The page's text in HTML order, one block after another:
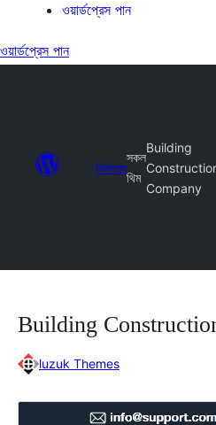
ওয়ার্ডপ্রেস পান
ওয়ার্ডপ্রেস পান
থিমসমূহ
সকল
থিম
Building
Company
Building
luzuk Themes